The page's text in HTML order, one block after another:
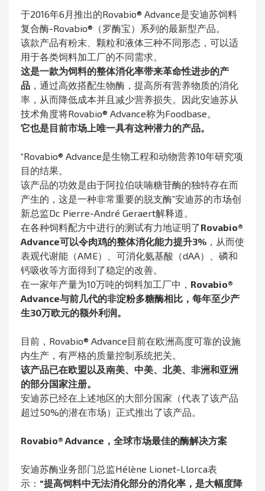
于2016年6月推出的Rovabio® Advance是安迪苏饲料
复合酶-Rovabio®（罗酶宝）系列的最新型产品。
该款产品有粉末、颗粒和液体三种不同形态，可以适
用于各类饲料加工厂的不同需求。
这是一款为饲料的整体消化率带来革命性进步的产
品 ，通过高效搭配生物酶，提高所有营养物质的消化
率，从而降低成本并且减少营养损失。因此安迪苏从
技术角度将Rovabio® Advance称为Foodbase。
它也是目前市场上唯一具有这种潜力的产品。
“Rovabio® Advance是生物工程和动物营养10年研究项
目的结果。
该产品的功效是由于阿拉伯呋喃糖苷酶的独特存在而
产生的，这是一种非常重要的脱支酶”安迪苏的市场创
新总监Dc Pierre-André Geraert解释道。
在各种饲料配方中进行的测试有力地证明了Rovabio®
Advance可以令肉鸡的整体消化能力提升3% ，从而使
表观代谢能（AME）、可消化氨基酸（dAA）、磷和
钙吸收等方面得到了稳定的改善。
在一家年产量为10万吨的饲料加工厂中， Rovabio®
Advance与前几代的非淀粉多糖酶相比，每年至少产
生30万欧元的额外利润。
目前，Rovabio® Advance目前在欧洲高度可靠的设施
内生产，有严格的质量控制系统把关。
该产品已在欧盟以及南美、中美、北美、非洲和亚洲
的部分国家注册。
安迪苏已经在上述地区的大部分国家（代表了该产品
超过50%的潜在市场）正式推出了该产品。
Rovabio® Advance，全球市场最佳的酶解决方案
安迪苏酶业务部门总监Hélène Lionet-Llorca表
示： “提高饲料中无法消化部分的消化率，是大幅度降